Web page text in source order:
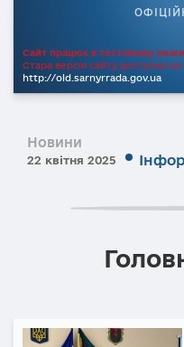
Сайт працює в тестовому
Стара версія сайту доступна
http://old.sarnyrrada.gov.ua
Новини
22 квітня 2025